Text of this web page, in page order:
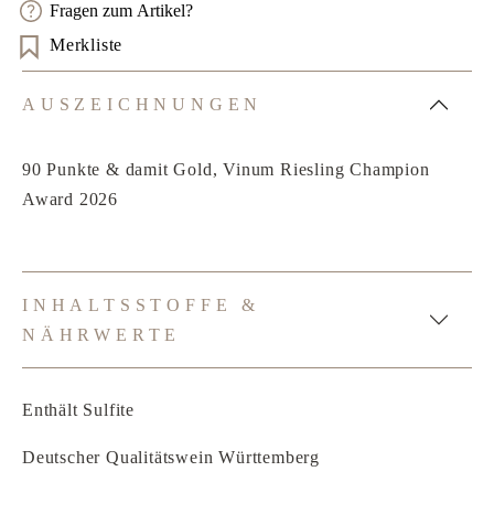
Fragen zum Artikel?
Merkliste
AUSZEICHNUNGEN
90 Punkte & damit Gold, Vinum Riesling Champion
Award 2026
INHALTSSTOFFE &
NÄHRWERTE
Enthält Sulfite
Deutscher Qualitätswein Württemberg